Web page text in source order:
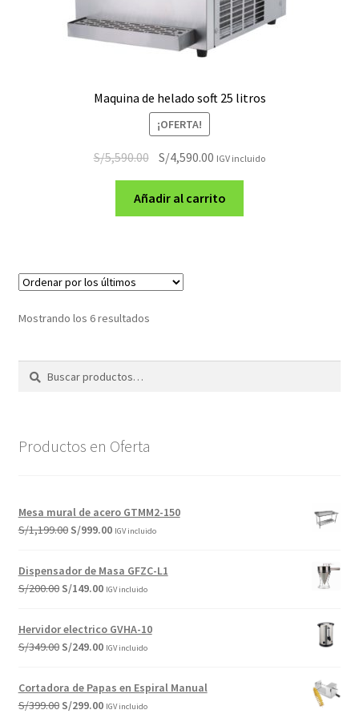
Maquina de helado soft 25 litros
¡OFERTA!
S/5,590.00 El
precio
original
era:
S/4,590.00 El
precio
actual
es:
IGV incluido
Añadir al carrito
Mostrando los 6 resultadosOrdenado
Buscar
Buscar
Productos en Oferta
Mesa mural de acero GTMM2-150
S/1,199.00 El
original
era:
S/999.00El
actual
IGV incluido
Dispensador de Masa GFZC-L1
S/200.00 El
original
era:
S/149.00El
actual
es:
IGV incluido
Hervidor electrico GVHA-10
S/349.00 El
original
era:
S/249.00El
es:
IGV incluido
Cortadora de Papas en Espiral Manual
S/399.00 El
S/299.00ElIGV incluido